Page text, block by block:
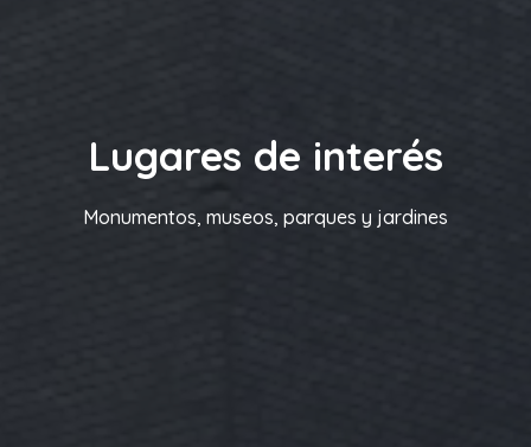
Lugares de interés
Monumentos, museos, parques y jardines